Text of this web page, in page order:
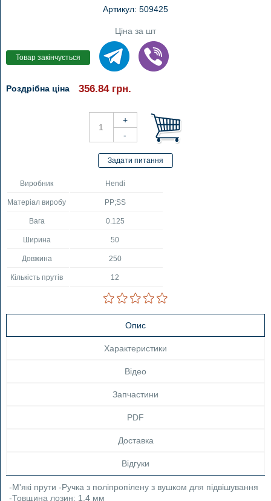
Артикул: 509425
Ціна за шт
Роздрібна ціна 356.84 грн.
Виробник Hendi
Матеріал виробу PP;SS
Вага 0.125
Ширина 50
Довжина 250
Кількість прутів 12
Опис
Характеристики
Відео
Запчастини
PDF
Доставка
Відгуки
-М'які прути -Ручка з поліпропілену з вушком для підвішування
-Товщина лозин: 1,4 мм